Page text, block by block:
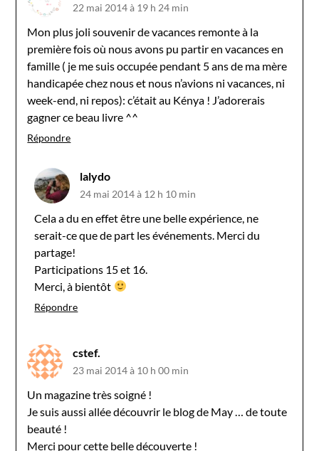
22 mai 2014 à 19 h 24 min
Mon plus joli souvenir de vacances remonte à la
première fois où nous avons pu partir en vacances en
famille ( je me suis occupée pendant 5 ans de ma mère
handicapée chez nous et nous n’avions ni vacances, ni
week-end, ni repos): c’était au Kénya ! J’adorerais
gagner ce beau livre ^^
Répondre
lalydo
24 mai 2014 à 12 h 10 min
Cela a du en effet être une belle expérience, ne
serait-ce que de part les événements. Merci du
partage!
Participations 15 et 16.
Merci, à bientôt
Répondre
cstef.
23 mai 2014 à 10 h 00 min
Un magazine très soigné !
Je suis aussi allée découvrir le blog de May … de toute
beauté !
Merci pour cette belle découverte !